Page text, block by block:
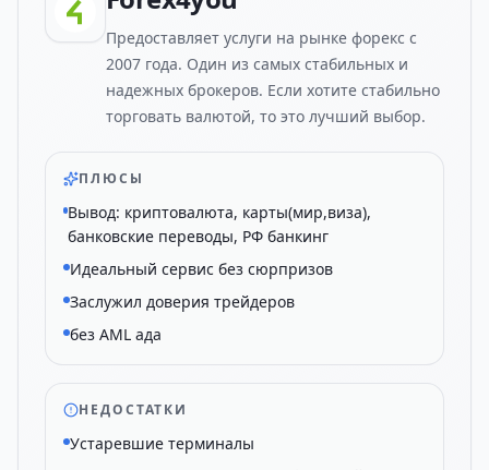
Предоставляет услуги на рынке форекс с
2007 года. Один из самых стабильных и
надежных брокеров. Если хотите стабильно
торговать валютой, то это лучший выбор.
ПЛЮСЫ
Вывод: криптовалюта, карты(мир,виза),
банковские переводы, РФ банкинг
Идеальный сервис без сюрпризов
Заслужил доверия трейдеров
без AML ада
НЕДОСТАТКИ
Устаревшие терминалы